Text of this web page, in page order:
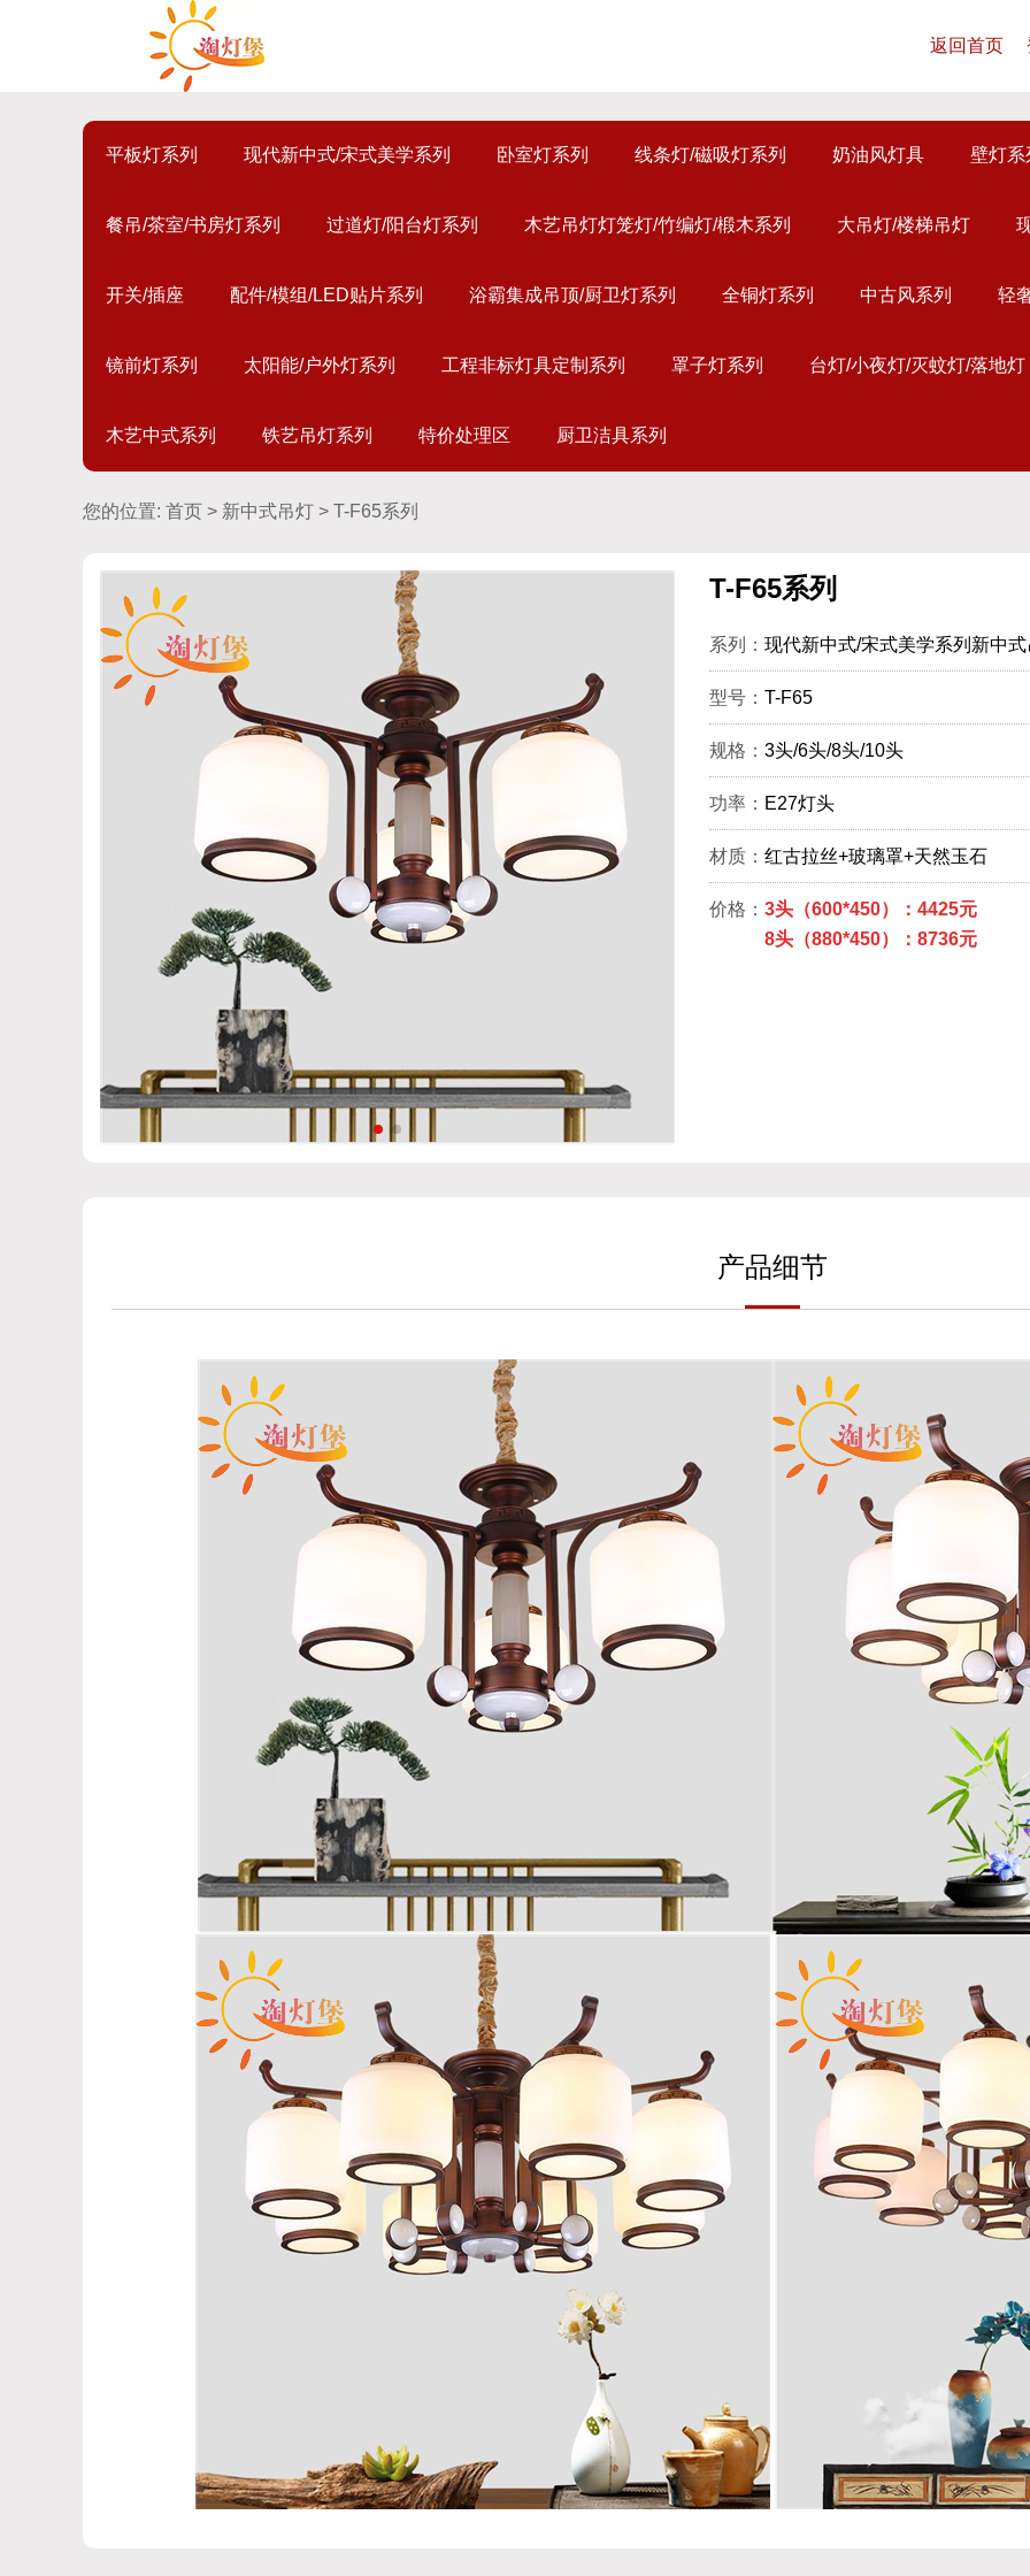
返回首页
平板灯系列 现代新中式/宋式美学系列 卧室灯系列 线条灯/磁吸灯系列 奶油风灯具 壁灯系
餐吊/茶室/书房灯系列 过道灯/阳台灯系列 木艺吊灯灯笼灯/竹编灯/椴木系列 大吊灯/楼梯吊灯
开关/插座 配件/模组/LED贴片系列 浴霸集成吊顶/厨卫灯系列 全铜灯系列 中古风系列 轻
镜前灯系列 太阳能/户外灯系列 工程非标灯具定制系列 罩子灯系列 台灯/小夜灯/灭蚊灯/落地灯
木艺中式系列 铁艺吊灯系列 特价处理区 厨卫洁具系列
您的位置: 首页 > 新中式吊灯 > T-F65系列
T-F65系列
系列： 现代新中式/宋式美学系列新中
型号： T-F65
规格： 3头/6头/8头/10头
功率： E27灯头
材质： 红古拉丝+玻璃罩+天然玉石
价格： 3头（600*450）：4425元
产品细节